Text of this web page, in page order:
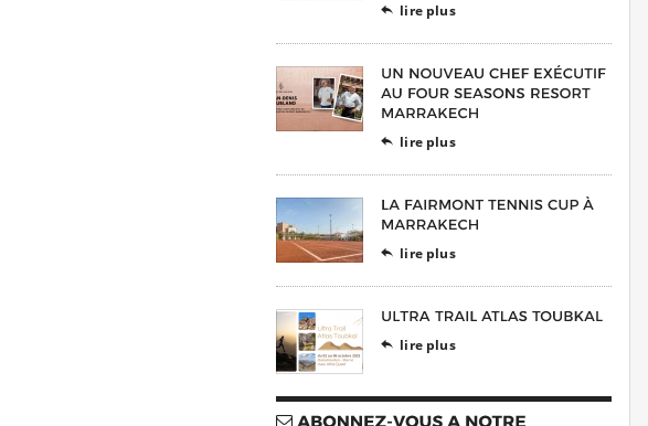
 lire plus
 lire plus
 lire plus
 lire plus